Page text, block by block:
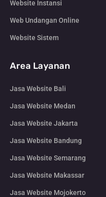
Website Instansi
Web Undangan Online
Website Sistem
Area Layanan
Jasa Website Bali
Jasa Website Medan
Jasa Website Jakarta
Jasa Website Bandung
Jasa Website Semarang
Jasa Website Makassar
Jasa Website Mojokerto